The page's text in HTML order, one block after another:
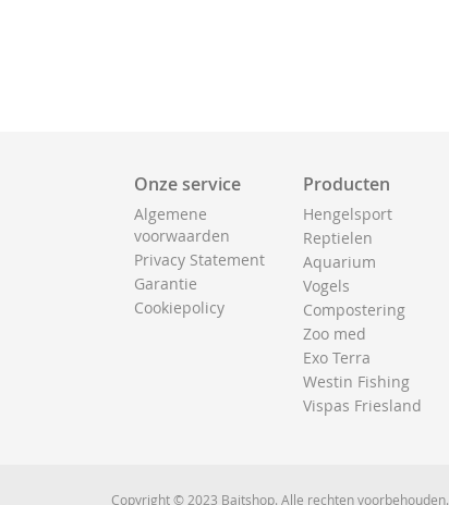
Onze service
Algemene
voorwaarden
Privacy Statement
Garantie
Cookiepolicy
Producten
Hengelsport
Reptielen
Aquarium
Vogels
Compostering
Zoo med
Exo Terra
Westin Fishing
Vispas Friesland
Copyright © 2023 Baitshop. Alle rechten voorbehouden.